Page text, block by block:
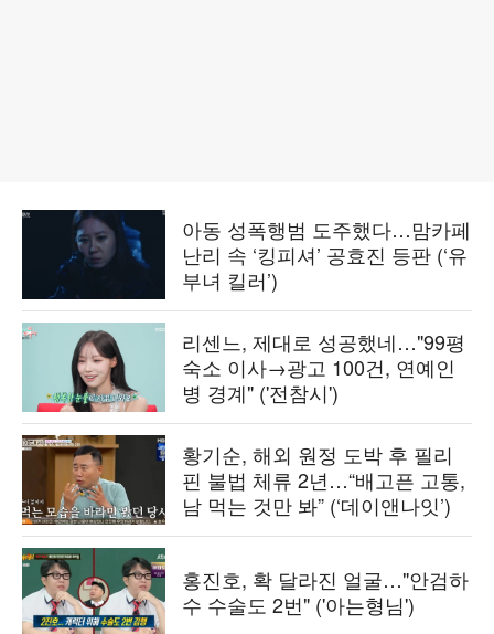
아동 성폭행범 도주했다…맘카페
난리 속 ‘킹피셔’ 공효진 등판 (‘유
부녀 킬러’)
리센느, 제대로 성공했네…"99평
숙소 이사→광고 100건, 연예인
병 경계" ('전참시')
황기순, 해외 원정 도박 후 필리
핀 불법 체류 2년…“배고픈 고통,
남 먹는 것만 봐” (‘데이앤나잇’)
홍진호, 확 달라진 얼굴…"안검하
수 수술도 2번" ('아는형님')